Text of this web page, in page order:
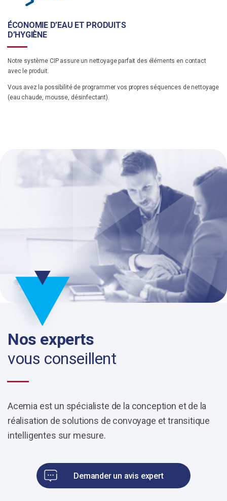
ÉCONOMIE D’EAU ET PRODUITS
D’HYGIÈNE
Notre système CIP assure un nettoyage parfait des éléments en contact
avec le produit.
Vous avez la possibilité de programmer vos propres séquences de nettoyage
(eau chaude, mousse, désinfectant).
Nos experts
vous conseillent
Acemia est un spécialiste de la conception et de la
réalisation de solutions de convoyage et transitique
intelligentes sur mesure.
Demander un avis expert